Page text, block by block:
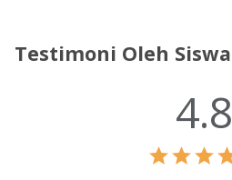
Testimoni Oleh Siswa
4.8